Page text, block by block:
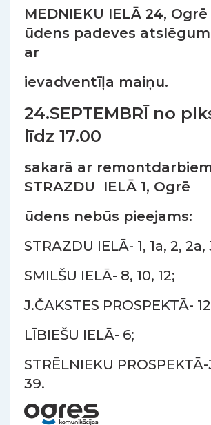
MEDNIEKU IELĀ 24,
ūdens padeves
ar
ievadventīļa maiņu.
24.SEPTEMBRĪ no
līdz 17.00
sakarā ar
STRAZDU IELĀ 1, Ogrē
ūdens nebūs pieejams:
STRAZDU IELĀ- 1, 1a, 2, 2a,
SMILŠU IELĀ- 8, 10, 12;
J.ČAKSTES PROSPEKTĀ-
LĪBIEŠU IELĀ- 6;
STRĒLNIEKU
39.